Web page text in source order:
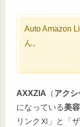
Auto Amazon
ん。
AXXZIA （アク
になっている美
リンクⅪ」と「